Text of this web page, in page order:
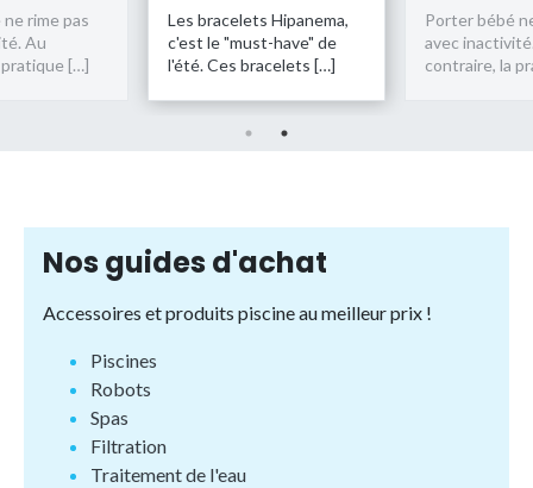
rime pas
Au
[…]
Les bracelets Hipanema,
c'est le "must-have" de
l'été. Ces bracelets […]
Porter bébé
avec
contraire, la
Nos guides d'achat
Accessoires et produits piscine au meilleur prix !
Piscines
Robots
Spas
Filtration
Traitement de l'eau